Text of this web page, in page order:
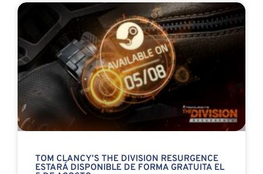
TOM CLANCY’S THE DIVISION RESURGENCE
ESTARÁ DISPONIBLE DE FORMA GRATUITA EL